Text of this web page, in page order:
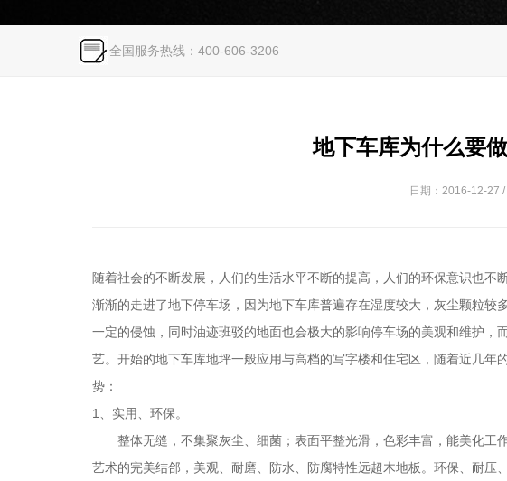
全国服务热线：400-606-3206
地下车库为什么要
日期：2016-12-27 /
随着社会的不断发展，人们的生活水平不断的提高，人们的环保意识也
渐渐的走进了地下停车场，因为地下车库普遍存在湿度较大，灰尘颗粒
一定的侵蚀，同时油迹班驳的地面也会极大的影响停车场的美观和维护
艺。开始的地下车库地坪一般应用与高档的写字楼和住宅区，随着近几
势：
1、实用、环保。
整体无缝，不集聚灰尘、细菌；表面平整光滑，色彩丰富，能美化工
艺术的完美结郃，美观、耐磨、防水、防腐特性远超木地板。环保、耐